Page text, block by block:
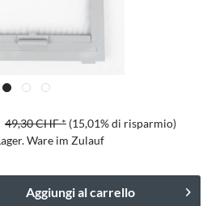
49,30 CHF * (15,01% di risparmio)
Ware im Zulauf
Aggiungi al carrello